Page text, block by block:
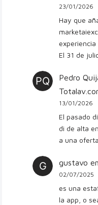
23/01/2026
Hay que
El 31 de
Pedro
13/01/2026
El pasado
di de alta
a una oferta
gustavo en
02/07/2025
es una
la app, o